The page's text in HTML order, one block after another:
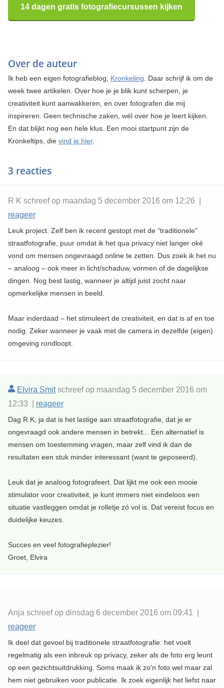
14 dagen gratis fotografiecursussen kijken
Over de auteur
Ik heb een eigen fotografieblog, Kronkeling . Daar schrijf ik om de
week twee artikelen. Over hoe je je blik kunt scherpen, je
creativiteit kunt aanwakkeren, en over fotografen die mij
inspireren. Geen technische zaken, wél over hoe je leert kijken.
En dat blijkt nog een hele klus. Een mooi startpunt zijn de
Kronkeltips, die vind je hier.
3 reacties
R K schreef op maandag 5 december 2016 om 12:26 |
reageer
Leuk project. Zelf ben ik recent gestopt met de “traditionele”
straatfotografie, puur omdat ik het qua privacy niet langer oké
vond om mensen ongevraagd online te zetten. Dus zoek ik het nu
– analoog – ook meer in licht/schaduw, vormen of de dagelijkse
dingen. Nog best lastig, wanneer je altijd juist zocht naar
opmerkelijke mensen in beeld.
Maar inderdaad – het stimuleert de creativiteit, en dat is af en toe
nodig. Zeker wanneer je vaak met de camera in dezelfde (eigen)
omgeving rondloopt.
Elvira Smitschreef op maandag 5 december 2016 om
12:33 | reageer
Dag R K, ja dat is het lastige aan straatfotografie, dat je er
ongevraagd ook andere mensen in betrekt... Een alternatief is
mensen om toestemming vragen, maar zelf vind ik dan de
resultaten een stuk minder interessant (want te geposeerd).
Leuk dat je analoog fotografeert. Dat lijkt me ook een mooie
stimulator voor creativiteit, je kunt immers niet eindeloos een
situatie vastleggen omdat je rolletje zó vol is. Dat vereist focus en
duidelijke keuzes.
Succes en veel fotografieplezier!
Groet, Elvira
Anja schreef op dinsdag 6 december 2016 om 09:41 |
reageer
Ik deel dat gevoel bij traditionele straatfotografie: het voelt
regelmatig als een inbreuk op privacy, zeker als de foto erg leunt
op een gezichtsuitdrukking. Soms maak ik zo'n foto wel maar zal
hem niet gebruiken voor publicatie. Ik zoek eigenlijk het liefst naar